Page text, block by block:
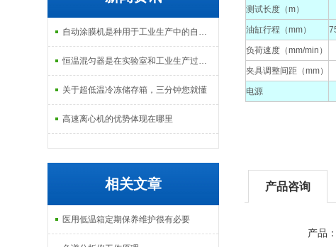
自动涂膜机是种用于工业生产中的自动化设备
恒温混匀器是在实验室和工业生产过程中常见的设备
关于超低温冷冻储存箱，三分钟您就懂
高速离心机的优势体现在哪里
相关文章
医用低温箱定期保养维护很有必要
测试长度（m）
油缸行程（mm）
负荷速度（mm/min）
夹具调整间距（mm）
电源
产品咨询
产品：